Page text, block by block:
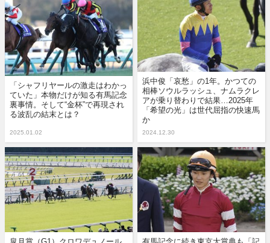
「シャフリヤールの激走はわかっ
ていた」本物だけが知る有馬記念
裏事情。そして“金杯”で再現され
る波乱の結末とは？
2025.01.02
浜中俊「哀愁」の1年。かつての
相棒ソウルラッシュ、ナムラクレ
アが乗り替わりで結果…2025年
「希望の光」は世代屈指の快速馬
か
2024.12.30